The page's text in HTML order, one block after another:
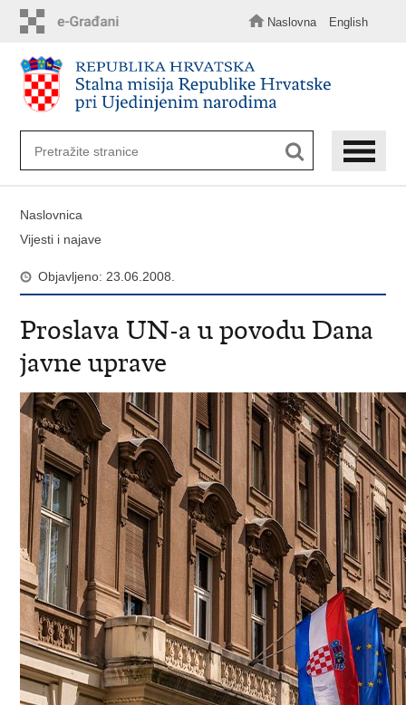
sadržaj
Naslovna English
Naslovnica
Vijesti i najave
Objavljeno: 23.06.2008.
Proslava UN-a u povodu Dana
javne uprave